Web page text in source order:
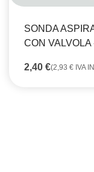
SONDA
CON VALVOLA
2,40 €(2,93 € IVA